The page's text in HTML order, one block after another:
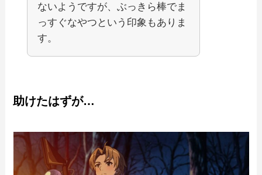
ないようですが、ぶっきら棒でま
っすぐなやつという印象もありま
す。
助けたはずが…